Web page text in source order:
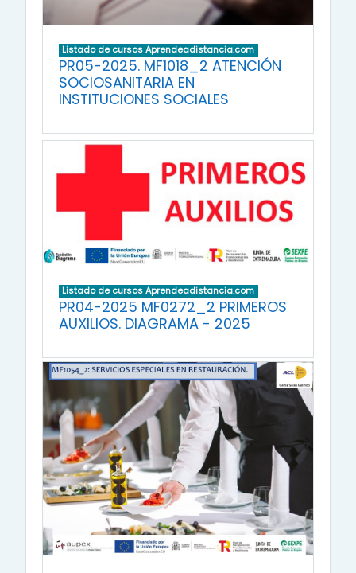
Listado de cursos Aprendeadistancia.com
PR05-2025. MF1018_2 ATENCIÓN
SOCIOSANITARIA EN
INSTITUCIONES SOCIALES
Listado de cursos Aprendeadistancia.com
PR04-2025 MF0272_2 PRIMEROS
AUXILIOS. DIAGRAMA - 2025